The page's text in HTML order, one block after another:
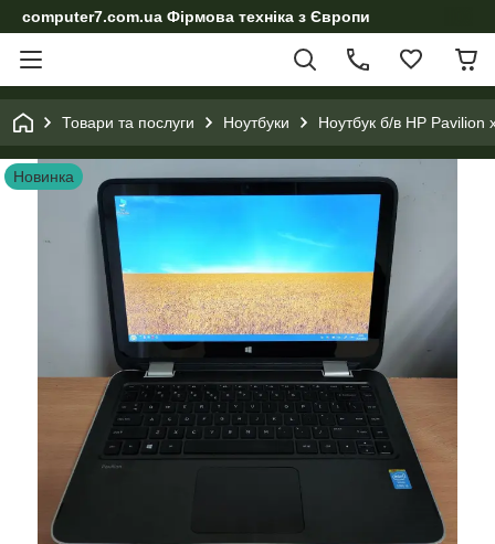
computer7.com.ua Фірмова техніка з Європи
Товари та послуги Ноутбуки Ноутбук б/в HP
Новинка